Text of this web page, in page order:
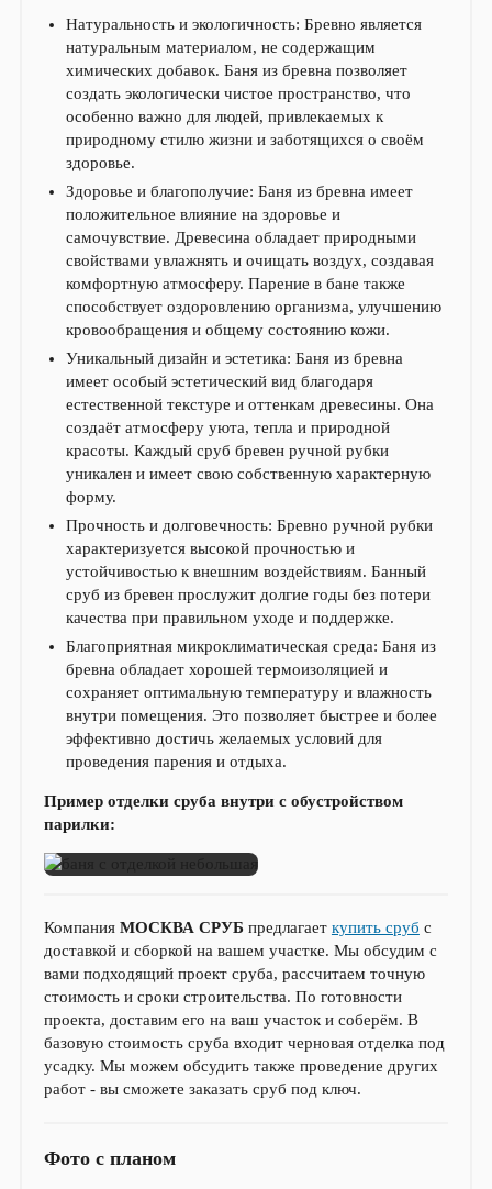
Натуральность и экологичность: Бревно является
натуральным материалом, не содержащим
химических добавок. Баня из бревна позволяет
создать экологически чистое пространство, что
особенно важно для людей, привлекаемых к
природному стилю жизни и заботящихся о своём
здоровье.
Здоровье и благополучие: Баня из бревна имеет
положительное влияние на здоровье и
самочувствие. Древесина обладает природными
свойствами увлажнять и очищать воздух, создавая
комфортную атмосферу. Парение в бане также
способствует оздоровлению организма, улучшению
кровообращения и общему состоянию кожи.
Уникальный дизайн и эстетика: Баня из бревна
имеет особый эстетический вид благодаря
естественной текстуре и оттенкам древесины. Она
создаёт атмосферу уюта, тепла и природной
красоты. Каждый сруб бревен ручной рубки
уникален и имеет свою собственную характерную
форму.
Прочность и долговечность: Бревно ручной рубки
характеризуется высокой прочностью и
устойчивостью к внешним воздействиям. Банный
сруб из бревен прослужит долгие годы без потери
качества при правильном уходе и поддержке.
Благоприятная микроклиматическая среда: Баня из
бревна обладает хорошей термоизоляцией и
сохраняет оптимальную температуру и влажность
внутри помещения. Это позволяет быстрее и более
эффективно достичь желаемых условий для
проведения парения и отдыха.
Пример отделки сруба внутри с обустройством
парилки:
Компания МОСКВА СРУБ предлагает купить сруб с
доставкой и сборкой на вашем участке. Мы обсудим с
вами подходящий проект сруба, рассчитаем точную
стоимость и сроки строительства. По готовности
проекта, доставим его на ваш участок и соберём. В
базовую стоимость сруба входит черновая отделка под
усадку. Мы можем обсудить также проведение других
работ - вы сможете заказать сруб под ключ.
Фото с планом